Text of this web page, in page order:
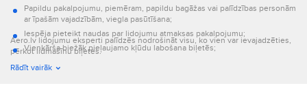
Papildu pakalpojumu, piemēram, papildu bagāžas vai palīdzības personām
ar īpašām vajadzībām, viegla pasūtīšana;
Iespēja pieteikt naudas par lidojumu atmaksas pakalpojumu;
Vienkārša biežāk pieļaujamo kļūdu labošana biļetēs;
Informācijas par lidojumu nosūtīšana e-pastā un ar īsziņām.
Aero.lv lidojumu eksperti palīdzēs nodrošināt visu, ko vien var ievajadzēties,
pērkot lidmašīnu biļetes.
Rādīt vairāk